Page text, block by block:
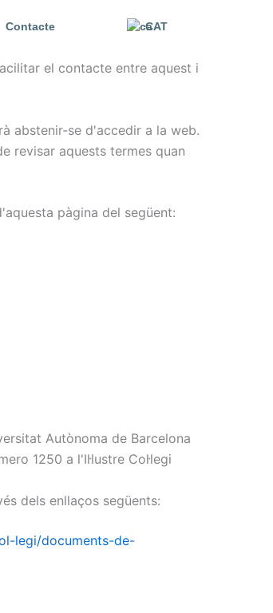
Contacte CAT
el contacte entre aquest i
abstenir-se d'accedir a la web.
revisar aquests termes quan
pàgina del següent:
Autònoma de Barcelona
1250 a l'Il·lustre Col·legi
dels enllaços següents:
legi/documents-de-